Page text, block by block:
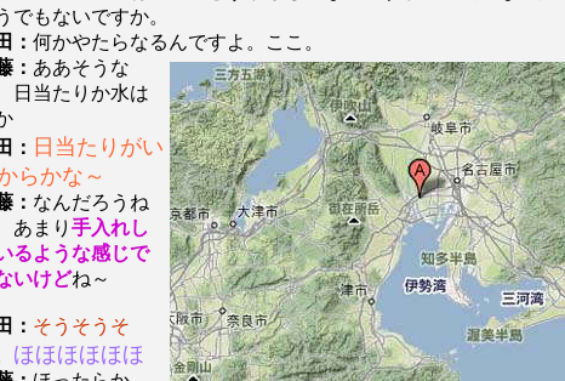
でもないですか。
： 何かやたらなるんですよ。ここ。
： ああそうな
日当たりか水は
： 日当たりがい
らかな～
： なんだろうね
あまり 手入れし
るような感じで
いけどね～
： そうそうそ
ほほほほほほ